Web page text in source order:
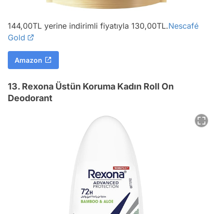
144,00TL yerine indirimli fiyatıyla 130,00TL.Nescafé
Gold
Amazon
13. Rexona Üstün Koruma Kadın Roll On
Deodorant